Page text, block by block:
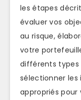
les étapes
évaluer vos
au risque,
votre
différents types
sélectionner les
appropriés pour